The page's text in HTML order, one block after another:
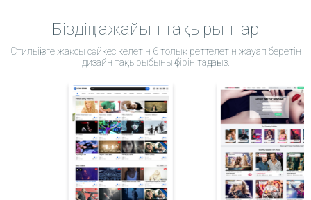
Біздің ғажайып тақырыптар
Стильіңізге жақсы сәйкес келетін 6 толық реттелетін жауап беретін
дизайн тақырыбының бірін таңдаңыз.